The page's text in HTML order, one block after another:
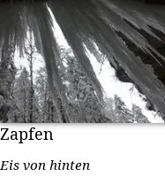
Zapfen
Eis von hinten